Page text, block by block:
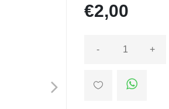
>
€2,00
- +